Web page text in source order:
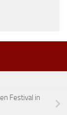
Festival in